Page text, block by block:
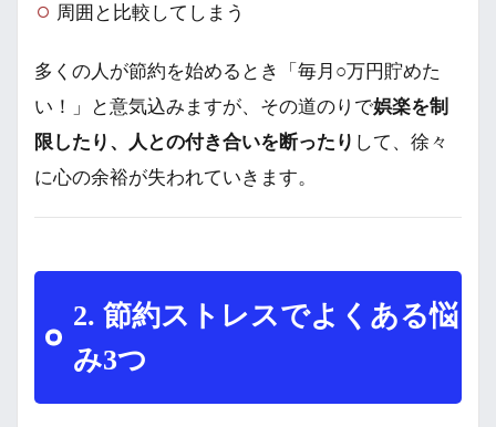
周囲と比較してしまう
多くの人が節約を始めるとき「毎月○万円貯めた
い！」と意気込みますが、その道のりで娯楽を制
限したり、人との付き合いを断ったり して、徐々
に心の余裕が失われていきます。
2. 節約ストレスでよくある悩
み3つ